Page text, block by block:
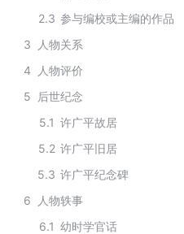
2.3 参与编校或主编的作品
3
人物关系
4
人物评价
5
后世纪念
5.1 许广平故居
5.2 许广平旧居
5.3 许广平纪念碑
6
人物轶事
6.1 幼时学官话